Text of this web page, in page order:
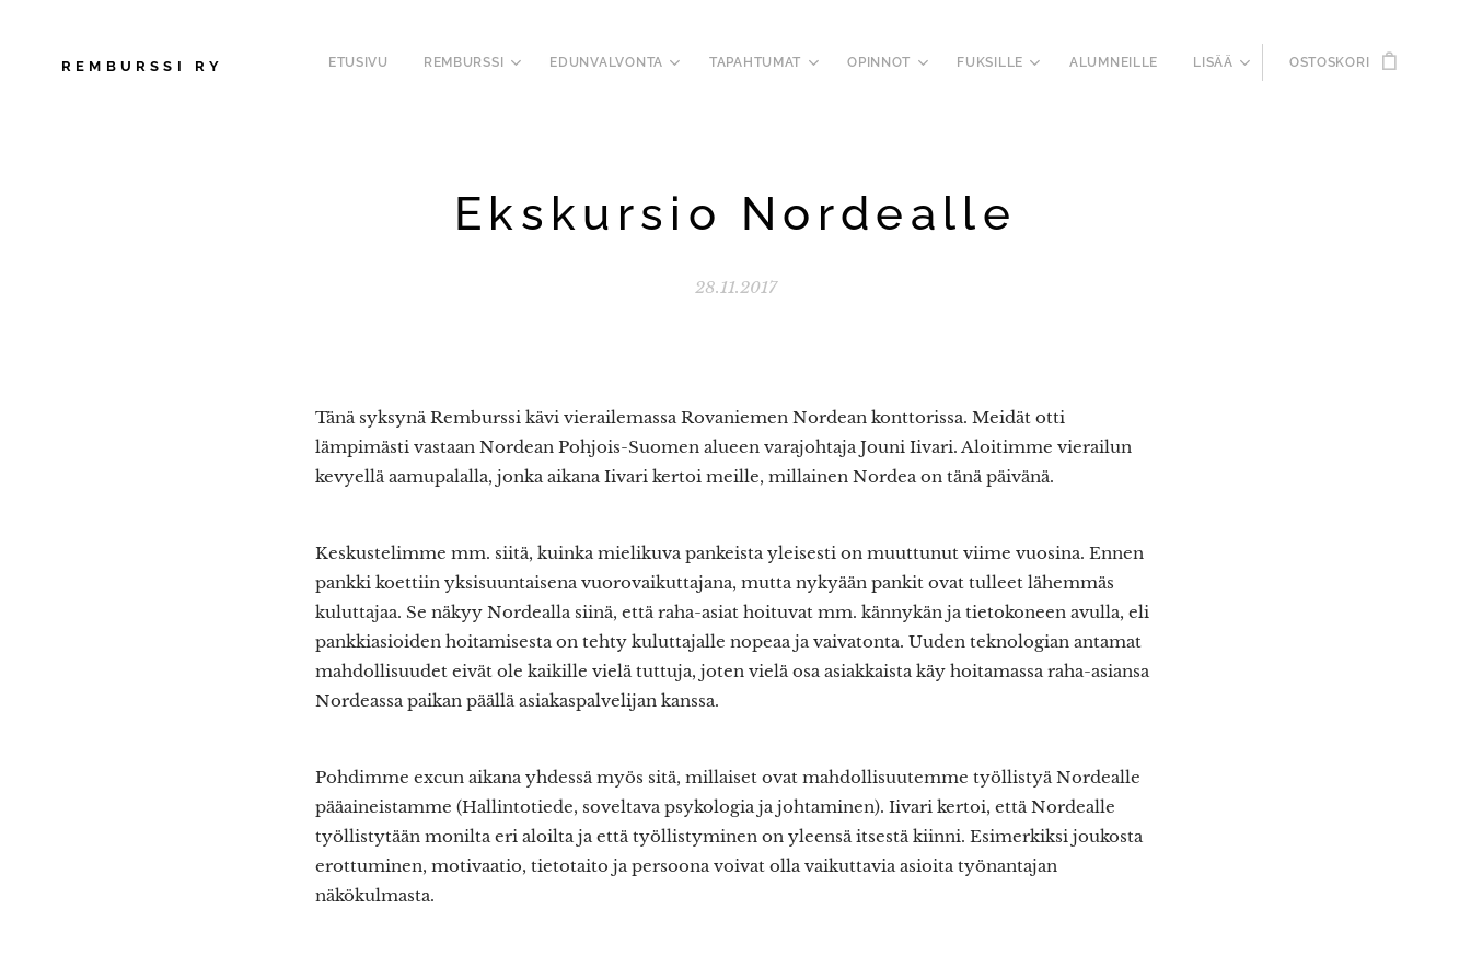
REMBURSSI RY ETUSIVU REMBURSSI EDUNVALVONTA TAPAHTUMAT OPINNOT FUKSILLE ALUMNEILLE LISÄÄ OSTOSKORI
Ekskursio Nordealle
28.11.2017
Tänä syksynä Remburssi kävi vierailemassa Rovaniemen Nordean konttorissa. Meidät otti
lämpimästi vastaan Nordean Pohjois-Suomen alueen varajohtaja Jouni Iivari. Aloitimme vierailun
kevyellä aamupalalla, jonka aikana Iivari kertoi meille, millainen Nordea on tänä päivänä.
Keskustelimme mm. siitä, kuinka mielikuva pankeista yleisesti on muuttunut viime vuosina. Ennen
pankki koettiin yksisuuntaisena vuorovaikuttajana, mutta nykyään pankit ovat tulleet lähemmäs
kuluttajaa. Se näkyy Nordealla siinä, että raha-asiat hoituvat mm. kännykän ja tietokoneen avulla, eli
pankkiasioiden hoitamisesta on tehty kuluttajalle nopeaa ja vaivatonta. Uuden teknologian antamat
mahdollisuudet eivät ole kaikille vielä tuttuja, joten vielä osa asiakkaista käy hoitamassa raha-asiansa
Nordeassa paikan päällä asiakaspalvelijan kanssa.
Pohdimme excun aikana yhdessä myös sitä, millaiset ovat mahdollisuutemme työllistyä Nordealle
pääaineistamme (Hallintotiede, soveltava psykologia ja johtaminen). Iivari kertoi, että Nordealle
työllistytään monilta eri aloilta ja että työllistyminen on yleensä itsestä kiinni. Esimerkiksi joukosta
erottuminen, motivaatio, tietotaito ja persoona voivat olla vaikuttavia asioita työnantajan
näkökulmasta.